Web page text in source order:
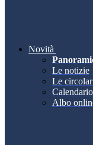
Novità
Le notizie
Le
Albo